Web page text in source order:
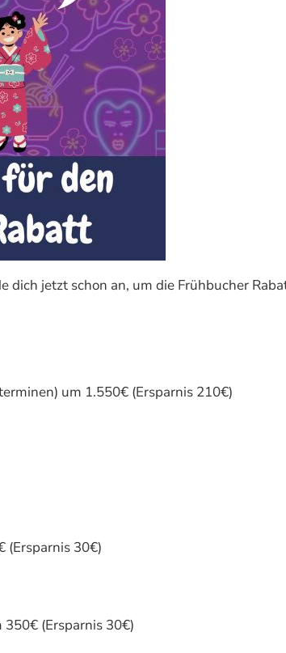
dich jetzt schon an, um die Frühbucher
um 1.550€ (Ersparnis 210€)
(Ersparnis 30€)
(Ersparnis 30€)